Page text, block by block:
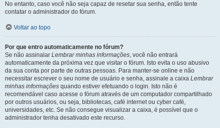
No entanto, caso você não seja capaz de resetar sua senha, então tente
contatar o administrador do fórum.
Voltar ao topo
Por que entro automaticamente no fórum?
Se não assinalar Lembrar minhas informações, você não entrará
automaticamente da próxima vez que visitar o fórum. Isto evita o uso abusivo
da sua conta por parte de outras pessoas. Para manter-se online e não
necessitar escrever o seu nome de usuário e senha, assinale a caixa Lembrar
minhas informações quando estiver efetuando o login. Isto não é
recomendável caso acesse o fórum através de um computador compartilhado
por outros usuários, ou seja, bibliotecas, café internet ou cyber café,
universidades, etc. Se não consegue visualizar a caixa, é possível que o
administrador tenha desativado este recurso.